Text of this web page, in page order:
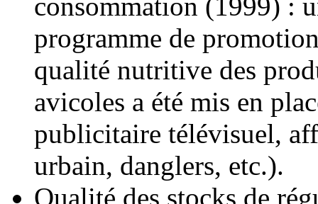
programme de
qualité nutritive des
avicoles a été mis en
publicitaire télévisuel,
urbain, danglers, etc.).
Qualité des stocks de